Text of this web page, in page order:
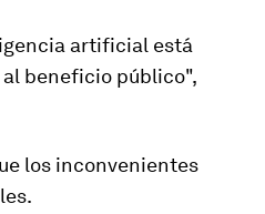
artificial está
beneficio público",
los inconvenientes